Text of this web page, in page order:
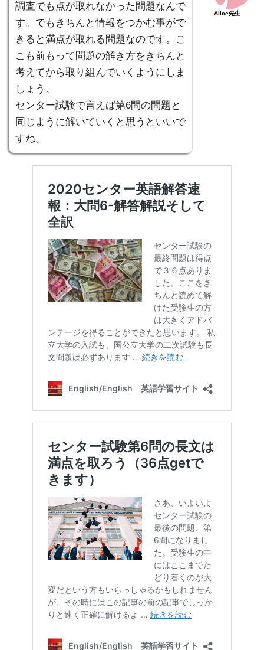
調査でも点が取れなかった問題なんで
す。でもきちんと情報をつかむ事がで
きると満点が取れる問題なのです。こ
こも前もって問題の解き方をきちんと
考えてから取り組んでいくようにしま
しょう。
センター試験で言えば第6問の問題と
同じように解いていくと思うといいで
すね。
Alice先生